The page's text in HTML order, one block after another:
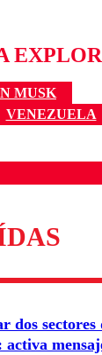
MUSK
VENEZUELA
para
respetuoso.
dos
activa